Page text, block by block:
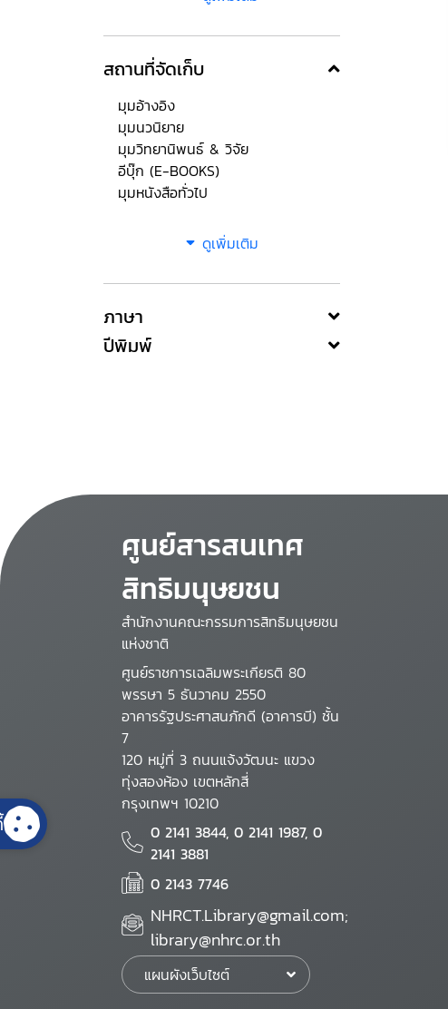
สถานที่จัดเก็บ
มุมอ้างอิง
มุมนวนิยาย
มุมวิทยานิพนธ์ & วิจัย
อีบุ๊ก (E-BOOKS)
มุมหนังสือทั่วไป
ดูเพิ่มเติม
ภาษา
ปีพิมพ์
ศูนย์สารสนเทศ
สิทธิมนุษยชน
สำนักงานคณะกรรมการสิทธิมนุษยชน
แห่งชาติ
ศูนย์ราชการเฉลิมพระเกียรติ 80
พรรษา 5 ธันวาคม 2550
อาคารรัฐประศาสนภักดี (อาคารบี) ชั้น
7
120 หมู่ที่ 3 ถนนแจ้งวัฒนะ แขวง
ทุ่งสองห้อง เขตหลักสี่
กรุงเทพฯ 10210
0 2141 3844, 0 2141 1987, 0
2141 3881
0 2143 7746
NHRCT.Library@gmail.com;
library@nhrc.or.th
แผนผังเว็บไซต์